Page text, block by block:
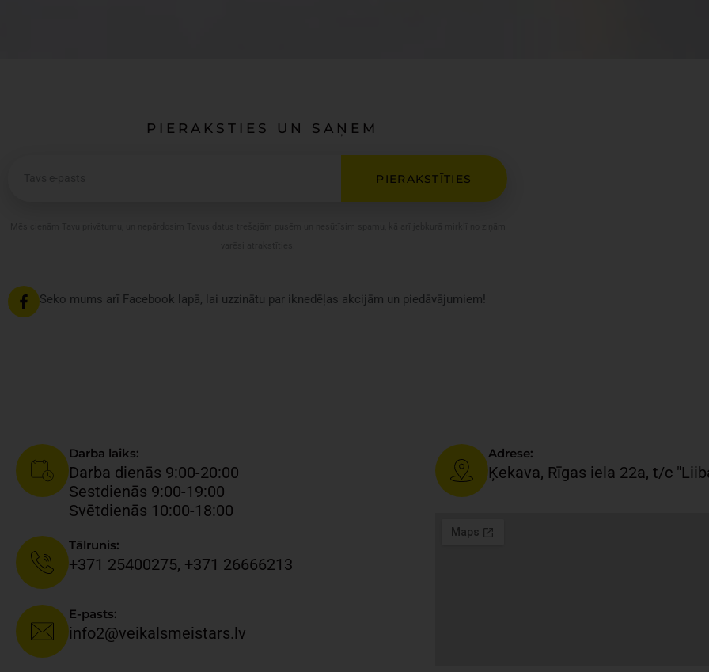
PIERAKSTIES UN SAŅEM
PIERAKSTĪTIES
Seko mums arī Facebook lapā, lai uzzinātu par iknedēļas akcijām un piedāvājumiem!
Darba laiks:
Darba dienās 9:00-20:00
Sestdienās 9:00-19:00
Svētdienās 10:00-18:00
Tālrunis:
+371 25400275, +371 26666213​
E-pasts:
info2@veikalsmeistars.lv
Adrese:
Ķekava, Rīgas iela 22a, t/c